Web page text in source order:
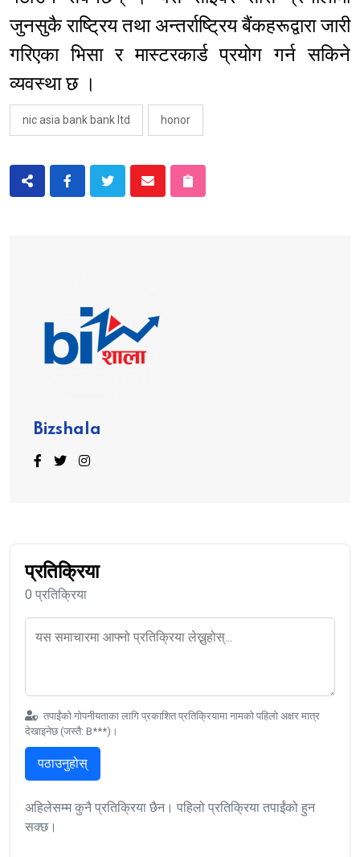
जुनसुकै राष्ट्रिय तथा अन्तर्राष्ट्रिय बैंकहरूद्वारा जारी
गरिएका भिसा र मास्टरकार्ड प्रयोग गर्न सकिने
व्यवस्था छ ।
nic asia bank bank ltd honor
Bizshala
प्रतिक्रिया
0 प्रतिक्रिया
तपाईंको गोपनीयताका लागि प्रकाशित प्रतिक्रियामा नामको पहिलो अक्षर मात्र
देखाइनेछ (जस्तै: B***)।
पठाउनुहोस्
अहिलेसम्म कुनै प्रतिक्रिया छैन। पहिलो प्रतिक्रिया तपाईंको हुन
सक्छ।